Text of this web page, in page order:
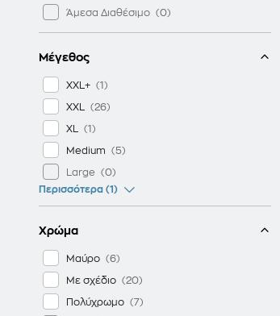
Άμεσα Διαθέσιμο
Μέγεθος
XXL+
XXL
XL
Medium
Large
Περισσότερα (1)
Χρώμα
Μαύρο
Με σχέδιο
Πολύχρωμο